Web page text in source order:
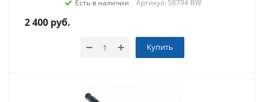
Есть в наличии Артикул: 58794 BW
2 400 руб.
Купить